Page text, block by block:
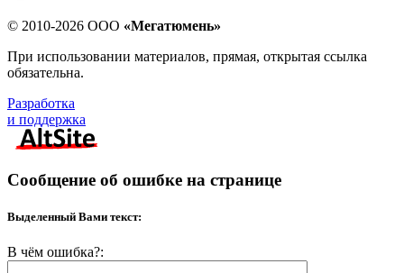
© 2010-2026 ООО «Мегатюмень»
При использовании материалов, прямая, открытая ссылка
обязательна.
Разработка
и поддержка
Сообщение об ошибке на странице
Выделенный Вами текст:
В чём ошибка?: